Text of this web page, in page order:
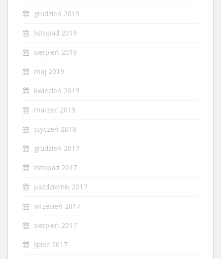
grudzień 2019
listopad 2019
sierpień 2019
maj 2019
kwiecień 2019
marzec 2019
styczeń 2018
grudzień 2017
listopad 2017
październik 2017
wrzesień 2017
sierpień 2017
lipiec 2017